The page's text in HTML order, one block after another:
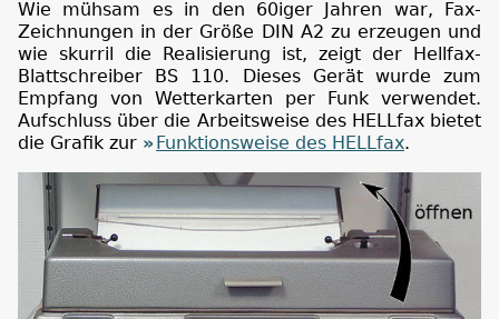
Wie mühsam es in den 60iger Jahren war, Fax-
Zeichnungen in der Größe DIN A2 zu erzeugen und
wie skurril die Realisierung ist, zeigt der Hellfax-
Blattschreiber BS 110. Dieses Gerät wurde zum
Empfang von Wetterkarten per Funk verwendet.
Aufschluss über die Arbeitsweise des HELLfax bietet
die Grafik zur
Funktionsweise des HELLfax.